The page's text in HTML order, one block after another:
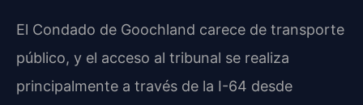
El Condado de Goochland carece de transporte
público, y el acceso al tribunal se realiza
principalmente a través de la I-64 desde